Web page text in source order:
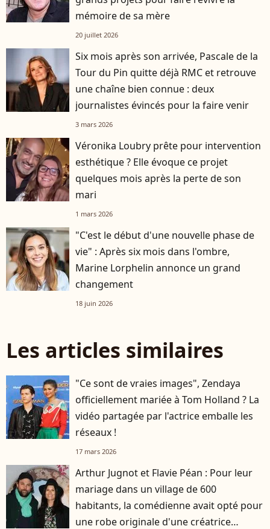
mémoire de sa mère
20 juillet 2026
Six mois après son arrivée, Pascale de la
Tour du Pin quitte déjà RMC et retrouve
une chaîne bien connue : deux
journalistes évincés pour la faire venir
3 mars 2026
Véronika Loubry prête pour intervention
esthétique ? Elle évoque ce projet
quelques mois après la perte de son
mari
1 mars 2026
"C'est le début d'une nouvelle phase de
vie" : Après six mois dans l'ombre,
Marine Lorphelin annonce un grand
changement
18 juin 2026
Les articles similaires
"Ce sont de vraies images", Zendaya
officiellement mariée à Tom Holland ? La
vidéo partagée par l'actrice emballe les
réseaux !
17 mars 2026
Arthur Jugnot et Flavie Péan : Pour leur
mariage dans un village de 600
habitants, la comédienne avait opté pour
une robe originale d'une créatrice